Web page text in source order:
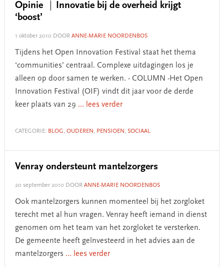
Opinie
Innovatie bij de overheid krijgt
‘boost’
1 oktober 2010 DOOR ANNE-MARIE NOORDENBOS
Tijdens het Open Innovation Festival staat het thema
‘communities’ centraal. Complexe uitdagingen los je
alleen op door samen te werken. - COLUMN -Het Open
Innovation Festival (OIF) vindt dit jaar voor de derde
keer plaats van 29 ... lees verder
CATEGORIE: BLOG, OUDEREN , PENSIOEN , SOCIAAL
Venray ondersteunt mantelzorgers
20 september 2010 DOOR ANNE-MARIE NOORDENBOS
Ook mantelzorgers kunnen momenteel bij het zorgloket
terecht met al hun vragen. Venray heeft iemand in dienst
genomen om het team van het zorgloket te versterken.
De gemeente heeft geïnvesteerd in het advies aan de
mantelzorgers ... lees verder